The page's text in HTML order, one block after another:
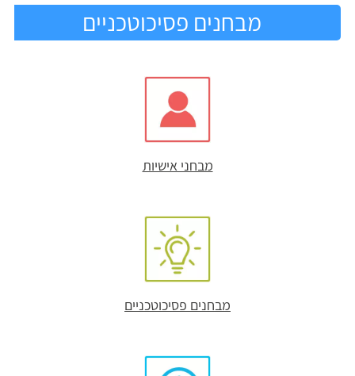
מבחנים פסיכוטכניים
מבחני אישיות
מבחנים פסיכוטכניים